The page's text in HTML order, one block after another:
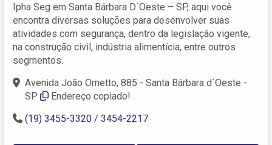
Ipha Seg em Santa Bárbara D´Oeste – SP, aqui você
encontra diversas soluções para desenvolver suas
atividades com segurança, dentro da legislação vigente,
na construção civil, indústria alimentícia, entre outros
segmentos.
Avenida João Ometto, 885 - Santa Bárbara d´Oeste -
SP
Endereço copiado!
(19) 3455-3320 / 3454-2217